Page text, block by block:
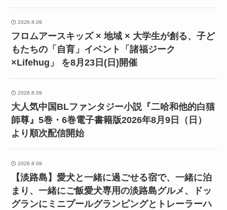
2026.8.09
フロムアースキッズ × 地域 × 大学生が創る、子ど
もたちの「自育」イベント「諸福ジーク
×Lifehug」 を8月23日(日)開催
2026.8.09
大人気中国BLファンタジー小説『二哈和他的白猫
師尊』5巻・6巻電子書籍版2026年8月9日（日）
より順次配信開始
2026.8.09
【淡路島】愛犬と一緒に過ごせる宿で、一緒に泊
まり、一緒にご飯愛犬専用の淡路島グルメ、ドッ
グランにミニプールグランピングとトレーラーハ